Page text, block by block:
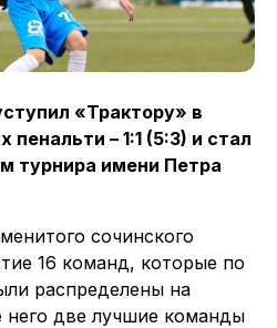
«Трактору» в
– 1:1 (5:3) и стал
турнира имени Петра
сочинского
16 команд, которые по
распределены на
него две лучшие команды